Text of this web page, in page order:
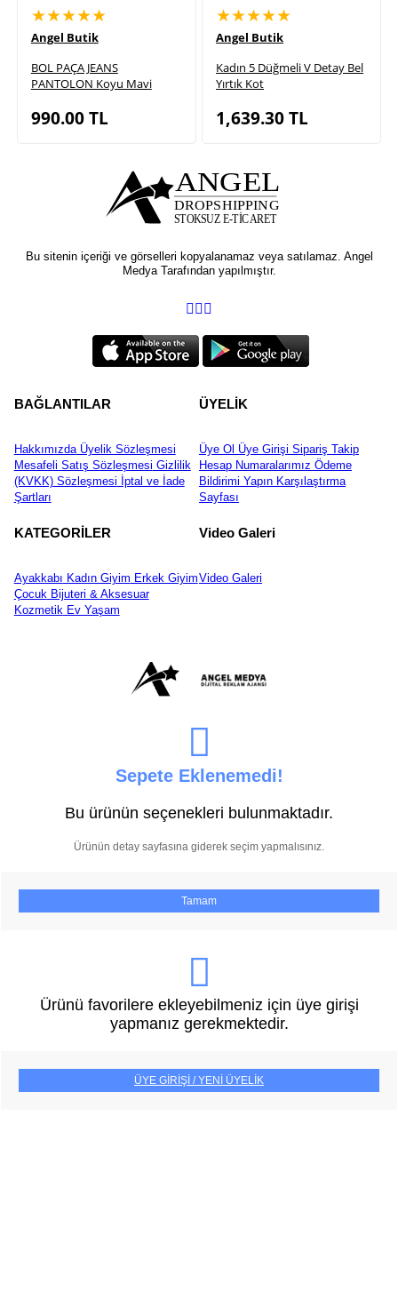
★★★★★
Angel Butik
BOL PAÇA JEANS
PANTOLON Koyu Mavi
990.00TL
★★★★★
Angel Butik
Kadın 5 Düğmeli V Detay Bel
Yırtık Kot
1,639.30TL
Bu sitenin içeriği ve görselleri kopyalanamaz veya satılamaz. Angel
Medya Tarafından yapılmıştır.
BAĞLANTILAR
HakkımızdaÜyelik Sözleşmesi
Mesafeli Satış Sözleşmesi Gizlilik
(KVKK) Sözleşmesi İptal ve İade
Şartları
ÜYELİK
Üye Ol Üye Girişi Sipariş Takip
Hesap Numaralarımız Ödeme
Bildirimi Yapın Karşılaştırma
Sayfası
KATEGORİLER
Ayakkabı Kadın Giyim Erkek Giyim
ÇocukBijuteri & Aksesuar
KozmetikEv Yaşam
Video Galeri
Video Galeri
Sepete Eklenemedi!
Bu ürünün seçenekleri bulunmaktadır.
Ürünün detay sayfasına giderek seçim yapmalısınız.
Tamam
Ürünü favorilere ekleyebilmeniz için üye girişi
yapmanız gerekmektedir.
ÜYE GİRİŞİ / YENİ ÜYELİK